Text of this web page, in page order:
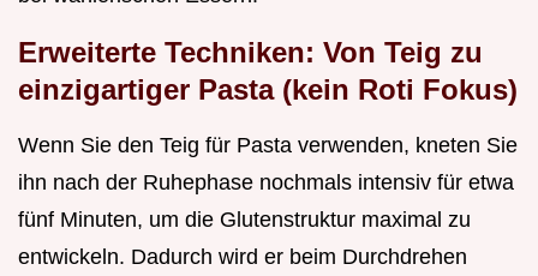
Erweiterte Techniken: Von Teig zu
einzigartiger Pasta (kein Roti Fokus)
Wenn Sie den Teig für Pasta verwenden, kneten Sie
ihn nach der Ruhephase nochmals intensiv für etwa
fünf Minuten, um die Glutenstruktur maximal zu
entwickeln. Dadurch wird er beim Durchdrehen